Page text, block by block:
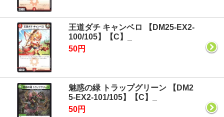
王道ダチ キャンベロ 【DM25-EX2-
100/105】【C】_
50円
魅惑の緑 トラップグリーン 【DM2
5-EX2-101/105】【C】_
50円